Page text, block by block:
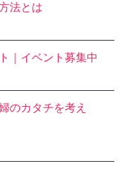
法とは
｜イベント募集中
のカタチを考え